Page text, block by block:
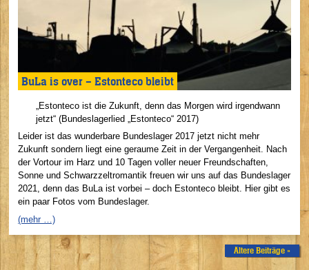
BuLa is over – Estonteco bleibt
„Estonteco ist die Zukunft, denn das Morgen wird irgendwann
jetzt“ (Bundeslagerlied „Estonteco“ 2017)
Leider ist das wunderbare Bundeslager 2017 jetzt nicht mehr
Zukunft sondern liegt eine geraume Zeit in der Vergangenheit. Nach
der Vortour im Harz und 10 Tagen voller neuer Freundschaften,
Sonne und Schwarzzeltromantik freuen wir uns auf das Bundeslager
2021, denn das BuLa ist vorbei – doch Estonteco bleibt. Hier gibt es
ein paar Fotos vom Bundeslager.
(mehr …)
Ältere Beiträge »